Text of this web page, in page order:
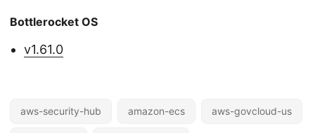
Bottlerocket OS
v1.61.0
aws-security-hub amazon-ecs aws-govcloud-us